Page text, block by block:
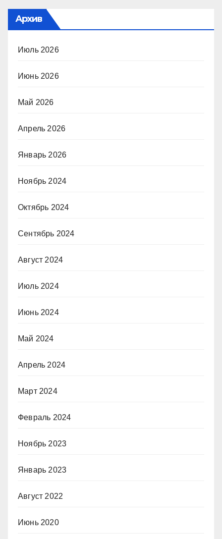
Архив
Июль 2026
Июнь 2026
Май 2026
Апрель 2026
Январь 2026
Ноябрь 2024
Октябрь 2024
Сентябрь 2024
Август 2024
Июль 2024
Июнь 2024
Май 2024
Апрель 2024
Март 2024
Февраль 2024
Ноябрь 2023
Январь 2023
Август 2022
Июнь 2020